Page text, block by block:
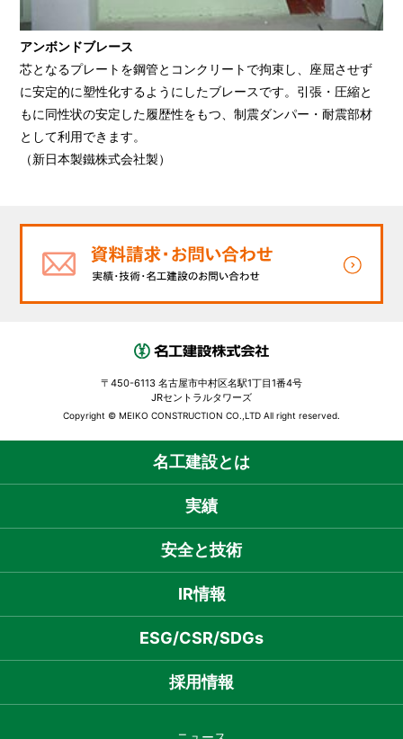
アンボンドブレース
芯となるプレートを鋼管とコンクリートで拘束し、座屈させず
に安定的に塑性化するようにしたブレースです。引張・圧縮と
もに同性状の安定した履歴性をもつ、制震ダンパー・耐震部材
として利用できます。
（新日本製鐵株式会社製）
〒450-6113 名古屋市中村区名駅1丁目1番4号
JRセントラルタワーズ
Copyright © MEIKO CONSTRUCTION CO.,LTD All right reserved.
名工建設とは
実績
安全と技術
IR情報
ESG/CSR/SDGs
採用情報